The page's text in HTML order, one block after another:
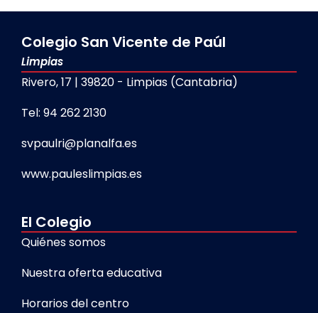
Colegio San Vicente de Paúl
Limpias
Rivero, 17 | 39820 - Limpias (Cantabria)
Tel: 94 262 2130
svpaulri@planalfa.es
www.pauleslimpias.es
El Colegio
Quiénes somos
Nuestra oferta educativa
Horarios del centro